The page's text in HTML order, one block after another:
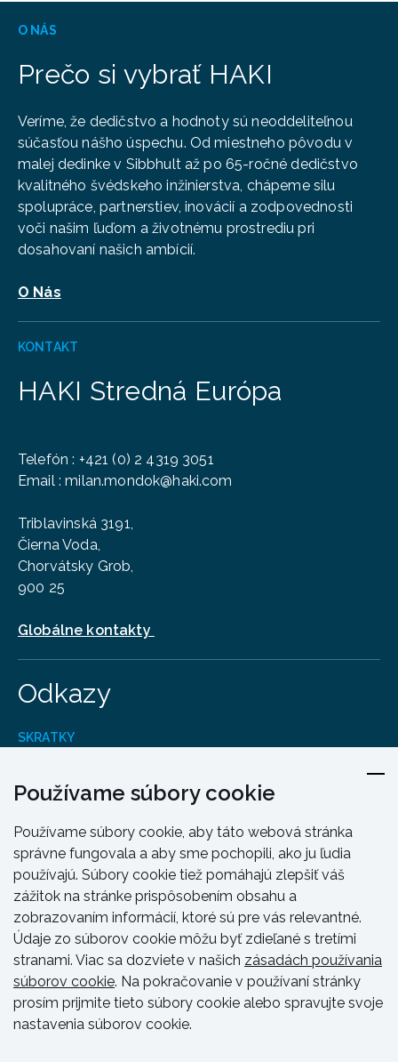
O NÁS
Prečo si vybrať HAKI
Veríme, že dedičstvo a hodnoty sú neoddeliteľnou
súčasťou nášho úspechu. Od miestneho pôvodu v
malej dedinke v Sibbhult až po 65-ročné dedičstvo
kvalitného švédskeho inžinierstva, chápeme silu
spolupráce, partnerstiev, inovácií a zodpovednosti
voči našim ľuďom a životnému prostrediu pri
dosahovaní našich ambícií.
O Nás
KONTAKT
HAKI Stredná Európa
Telefón: +421 (0) 2 4319 3051
Email :milan.mondok@haki.com
Triblavinská 3191,
Čierna Voda,
Chorvátsky Grob,
900 25
Globálne kontakty
Odkazy
SKRATKY
Kontakt
Školenie a podpora
Zdroje a návody
Používame súbory cookie
Používame súbory cookie, aby táto webová stránka
správne fungovala a aby sme pochopili, ako ju ľudia
používajú. Súbory cookie tiež pomáhajú zlepšiť váš
zážitok na stránke prispôsobením obsahu a
zobrazovaním informácií, ktoré sú pre vás relevantné.
Údaje zo súborov cookie môžu byť zdieľané s tretími
stranami. Viac sa dozviete v našich zásadách používania
súborov cookie. Na pokračovanie v používaní stránky
prosím prijmite tieto súbory cookie alebo spravujte svoje
nastavenia súborov cookie.